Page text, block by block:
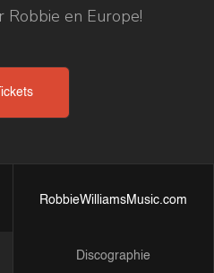
Robbie en Europe!
Tickets
RobbieWilliamsMusic.com
Discographie